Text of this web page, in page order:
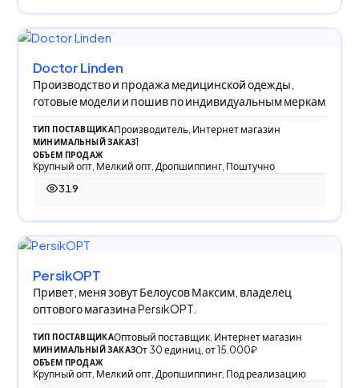
Doctor Linden
Производство и продажа медицинской одежды,
готовые модели и пошив по индивидуальным меркам
ТИП ПОСТАВЩИКАПроизводитель, Интернет магазин
МИНИМАЛЬНЫЙ ЗАКАЗ1
ОБЪЕМ ПРОДАЖ
Крупный опт, Мелкий опт, Дропшиппинг, Поштучно
319
319 просмотров
PersikOPT
Привет, меня зовут Белоусов Максим, владелец
оптового магазина PersikOPT.
ТИП ПОСТАВЩИКАОптовый поставщик, Интернет магазин
МИНИМАЛЬНЫЙ ЗАКАЗОт 30 единиц, от 15.000₽
ОБЪЕМ ПРОДАЖ
Крупный опт, Мелкий опт, Дропшиппинг, Под реализацию